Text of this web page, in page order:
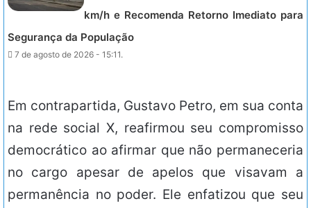
km/h e Recomenda Retorno Imediato para
Segurança da População
7 de agosto de 2026 - 15:11.
Em contrapartida, Gustavo Petro, em sua conta
na rede social X, reafirmou seu compromisso
democrático ao afirmar que não permaneceria
no cargo apesar de apelos que visavam a
permanência no poder. Ele enfatizou que seu